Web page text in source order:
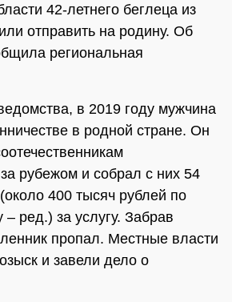
42-летнего беглеца из
отправить на родину. Об
региональная
в 2019 году мужчина
в родной стране. Он
за рубежом и собрал с них 54
400 тысяч рублей по
ред.) за услугу. Забрав
пропал. Местные власти
и завели дело о